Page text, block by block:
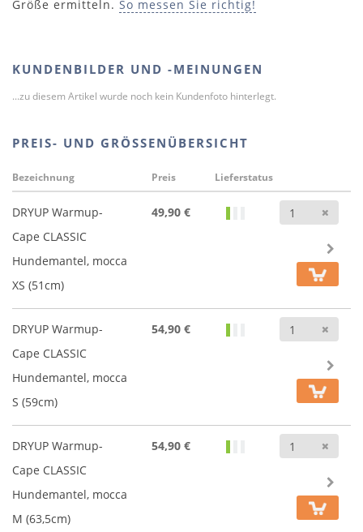
Größe ermitteln. So messen Sie richtig!
KUNDENBILDER UND -MEINUNGEN
...zu diesem Artikel wurde noch kein Kundenfoto hinterlegt.
PREIS- UND GRÖSSENÜBERSICHT
Bezeichnung Preis Lieferstatus
DRYUP Warmup-
Cape CLASSIC
Hundemantel, mocca
XS (51cm)
49,90 €
DRYUP Warmup-
Cape CLASSIC
Hundemantel, mocca
S (59cm)
54,90 €
DRYUP Warmup-
Cape CLASSIC
Hundemantel, mocca
M (63,5cm)
54,90 €